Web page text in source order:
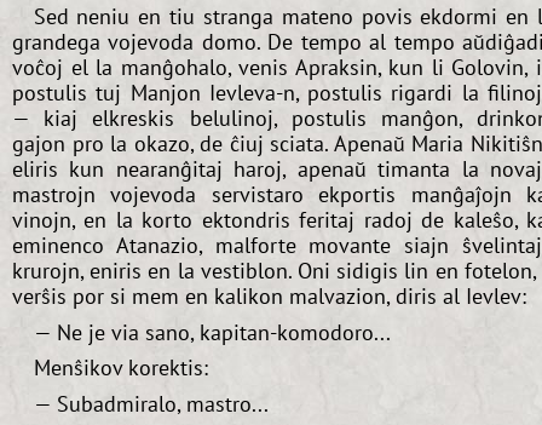
Sed neniu en tiu stranga mateno povis ekdormi en
grandega vojevoda domo. De tempo al tempo
voĉoj el la manĝohalo, venis Apraksin, kun li Golovin,
postulis tuj Manjon Ievleva-n, postulis rigardi la
— kiaj elkreskis belulinoj, postulis manĝon,
gajon pro la okazo, de ĉiuj sciata. Apenaŭ Maria
eliris kun nearanĝitaj haroj, apenaŭ timanta la
mastrojn vojevoda servistaro ekportis manĝaĵojn
vinojn, en la korto ektondris feritaj radoj de kaleŝo,
eminenco Atanazio, malforte movante siajn
krurojn, eniris en la vestiblon. Oni sidigis lin en
verŝis por si mem en kalikon malvazion, diris al Ievlev:
— Ne je via sano, kapitan-komodoro...
Menŝikov korektis:
— Subadmiralo, mastro...